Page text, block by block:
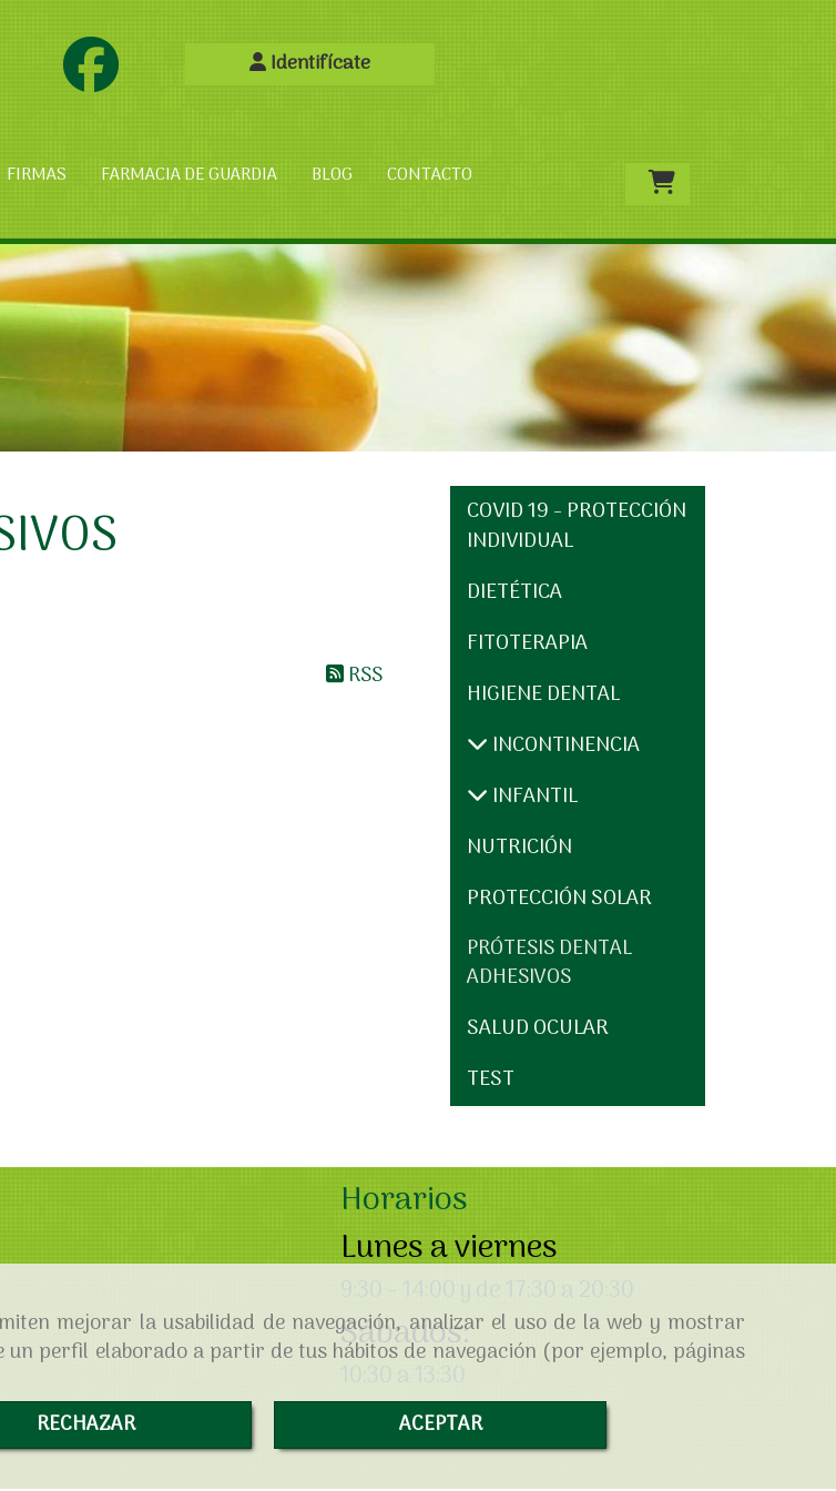
mejorar la usabilidad de navegación, analizar el uso de la web y mostrar
perfil elaborado a partir de tus hábitos de navegación (por ejemplo, páginas
RECHAZAR ACEPTAR
Identifícate
FIRMAS FARMACIA DE GUARDIA BLOG CONTACTO
RSS
COVID 19 - PROTECCIÓN
INDIVIDUAL
DIETÉTICA
FITOTERAPIA
HIGIENE DENTAL
INCONTINENCIA
INFANTIL
NUTRICIÓN
PROTECCIÓN SOLAR
PRÓTESIS DENTAL
ADHESIVOS
SALUD OCULAR
TEST
Horarios
Lunes a viernes
Sábados: